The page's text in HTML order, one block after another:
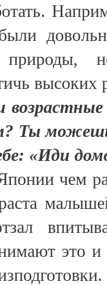
высоких
Ты можешь
«Иди
чем
это и